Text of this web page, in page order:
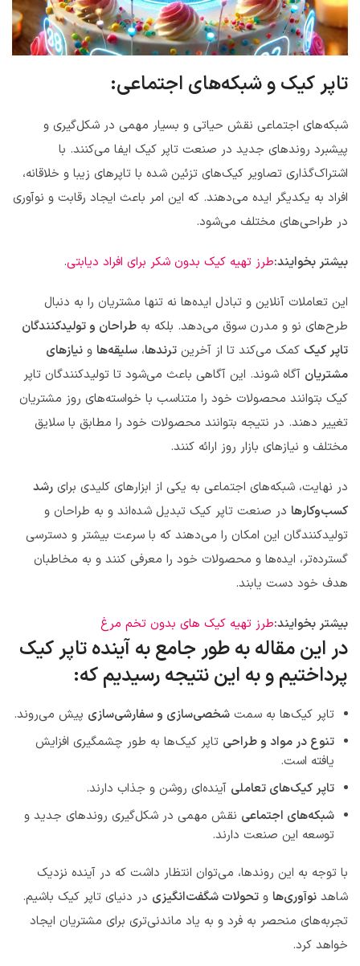
تاپر کیک و شبکه‌های اجتماعی:
شبکه‌های اجتماعی نقش حیاتی و بسیار مهمی در شکل‌گیری و
پیشبرد روندهای جدید در صنعت تاپر کیک ایفا می‌کنند. با
اشتراک‌گذاری تصاویر کیک‌های تزئین شده با تاپرهای زیبا و خلاقانه،
افراد به یکدیگر ایده می‌دهند. که این امر باعث ایجاد رقابت و نوآوری
در طراحی‌های مختلف می‌شود.
بیشتر بخوایند:طرز تهیه کیک بدون شکر برای افراد دیابتی.
این تعاملات آنلاین و تبادل ایده‌ها نه تنها مشتریان را به دنبال
طرح‌های نو و مدرن سوق می‌دهد. بلکه به طراحان و تولیدکنندگان
تاپر کیک کمک می‌کند تا از آخرین ترندها، سلیقه‌ها و نیازهای
مشتریان آگاه شوند. این آگاهی باعث می‌شود تا تولیدکنندگان تاپر
کیک بتوانند محصولات خود را متناسب با خواسته‌های روز مشتریان
تغییر دهند. در نتیجه بتوانند محصولات خود را مطابق با سلایق
مختلف و نیازهای بازار روز ارائه کنند.
در نهایت، شبکه‌های اجتماعی به یکی از ابزارهای کلیدی برای رشد
کسب‌وکارها در صنعت تاپر کیک تبدیل شده‌اند و به طراحان و
تولیدکنندگان این امکان را می‌دهند که با سرعت بیشتر و دسترسی
گسترده‌تر، ایده‌ها و محصولات خود را معرفی کنند و به مخاطبان
هدف خود دست یابند.
بیشتر بخوایند:طرز تهیه کیک های بدون تخم مرغ
در این مقاله به طور جامع به آینده تاپر کیک
پرداختیم و به این نتیجه رسیدیم که:
تاپر کیک‌ها به سمت شخصی‌سازی و سفارشی‌سازی پیش می‌روند.
تنوع در مواد و طراحی تاپر کیک‌ها به طور چشمگیری افزایش
یافته است.
تاپر کیک‌های تعاملی آینده‌ای روشن و جذاب دارند.
شبکه‌های اجتماعی نقش مهمی در شکل‌گیری روندهای جدید و
توسعه این صنعت دارند.
با توجه به این روندها، می‌توان انتظار داشت که در آینده نزدیک
شاهد نوآوری‌ها و تحولات شگفت‌انگیزی در دنیای تاپر کیک باشیم.
تجربه‌های منحصر به فرد و به یاد ماندنی‌تری برای مشتریان ایجاد
خواهد کرد.